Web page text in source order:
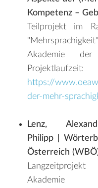
Kompetenz –
Teilprojekt im
Akademie der
https://
der-mehr-
Lenz,
Philipp
Österreich
Akademie